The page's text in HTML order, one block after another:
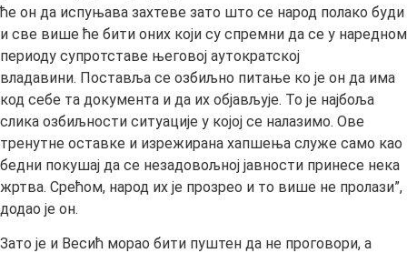
ће он да испуњава захтеве зато што се народ полако буди
и све више ће бити оних који су спремни да се у наредном
периоду супротставе његовој аутократској
владавини. Поставља се озбиљно питање ко је он да има
код себе та документа и да их објављује. То је најбоља
слика озбиљности ситуације у којој се налазимо. Ове
тренутне оставке и изрежирана хапшења служе само као
бедни покушај да се незадовољној јавности принесе нека
жртва. Срећом, народ их је прозрео и то више не пролази”,
додао је он.
Зато је и Весић морао бити пуштен да не проговори, а